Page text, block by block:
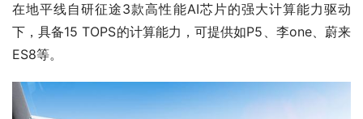
在地平线自研征途3款高性能AI芯片的强大计算能力驱动
下，具备15 TOPS的计算能力，可提供如P5、李one、蔚来
ES8等。